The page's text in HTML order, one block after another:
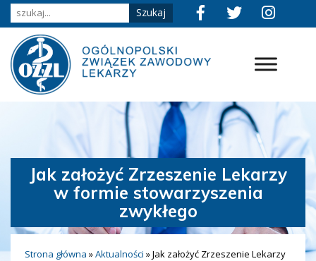
Jak założyć Zrzeszenie Lekarzy
w formie stowarzyszenia
zwykłego
Strona główna »Aktualności »Jak założyć Zrzeszenie Lekarzy